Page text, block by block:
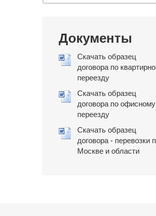
Документы
Скачать образец
договора по
переезду
Скачать образец
договора по офисному
переезду
Скачать образец
договора - перевозки
Москве и области